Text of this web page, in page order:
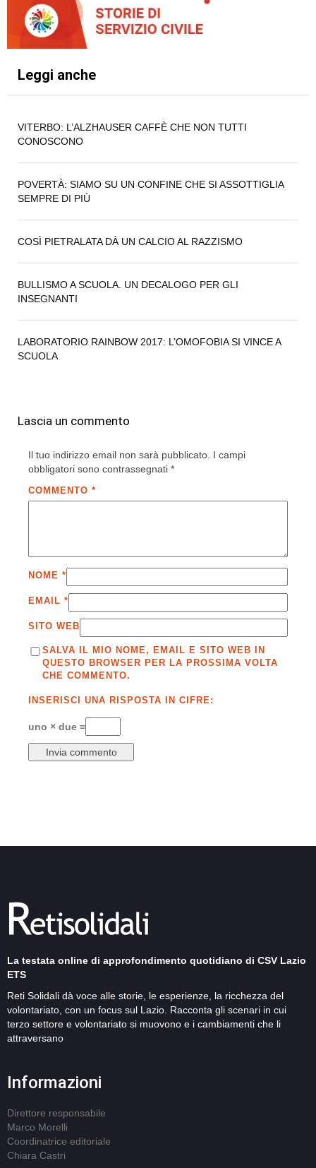
Leggi anche
VITERBO: L’ALZHAUSER CAFFÈ CHE NON TUTTI
CONOSCONO
POVERTÀ: SIAMO SU UN CONFINE CHE SI ASSOTTIGLIA
SEMPRE DI PIÙ
COSÌ PIETRALATA DÀ UN CALCIO AL RAZZISMO
BULLISMO A SCUOLA. UN DECALOGO PER GLI
INSEGNANTI
LABORATORIO RAINBOW 2017: L’OMOFOBIA SI VINCE A
SCUOLA
Lascia un commento
Il tuo indirizzo email non sarà pubblicato. I campi
obbligatori sono contrassegnati *
COMMENTO *
NOME *
EMAIL *
SITO WEB
SALVA IL MIO NOME, EMAIL E SITO WEB IN
QUESTO BROWSER PER LA PROSSIMA VOLTA
CHE COMMENTO.
INSERISCI UNA RISPOSTA IN CIFRE:
uno × due =
La testata online di approfondimento quotidiano di CSV Lazio
ETS
Reti Solidali dà voce alle storie, le esperienze, la ricchezza del
volontariato, con un focus sul Lazio. Racconta gli scenari in cui
terzo settore e volontariato si muovono e i cambiamenti che li
attraversano
Informazioni
Direttore responsabile
Marco Morelli
Coordinatrice editoriale
Chiara Castri